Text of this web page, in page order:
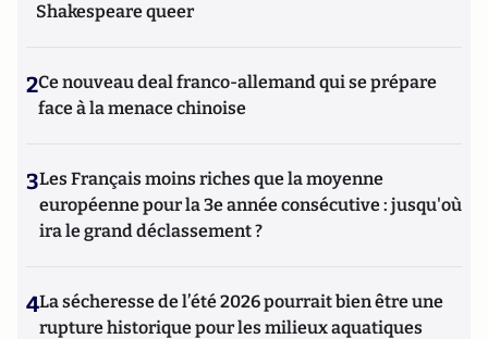
Shakespeare queer
2Ce nouveau deal franco-allemand qui se prépare
face à la menace chinoise
3Les Français moins riches que la moyenne
européenne pour la 3e année consécutive : jusqu'où
ira le grand déclassement ?
4La sécheresse de l’été 2026 pourrait bien être une
rupture historique pour les milieux aquatiques